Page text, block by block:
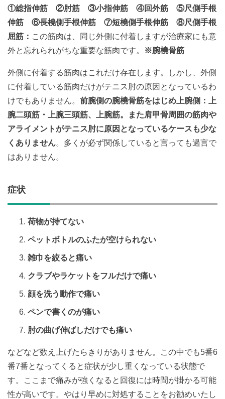
①総指伸筋 ②肘筋 ③小指伸筋 ④回外筋 ⑤尺側手根
伸筋 ⑥長橈側手根伸筋 ⑦短橈側手根伸筋 ⑧尺側手根
屈筋： この筋肉は、同じ外側に付着しますが治療家にも意
外と忘れられがちな重要な筋肉です。
※腕橈骨筋
外側に付着する筋肉はこれだけ存在します。しかし、外側
に付着している筋肉だけがテニス肘の原因となっているわ
けでもありません。 前腕側の腕橈骨筋をはじめ上腕側：上
腕二頭筋・上腕三頭筋、上腕筋。また肩甲骨周囲の筋肉や
アライメントがテニス肘に原因となっているケースも少な
くありません。多くが必ず関係していると言っても過言で
はありません。
症状
荷物が持てない
ペットボトルのふたが空けられない
雑巾を絞ると痛い
クラブやラケットをフルだけで痛い
顔を洗う動作で痛い
ペンで書くのが痛い
肘の曲げ伸ばしだけでも痛い
などなど数え上げたらきりがありません。この中でも5番6
番7番となってくると症状が少し重くなっている状態で
す。ここまで痛みが強くなると回復には時間が掛かる可能
性が高いです。やはり早めに対処することをお勧めいたし